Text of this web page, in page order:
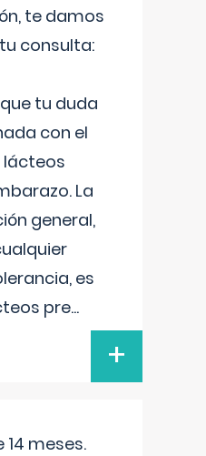
te damos
consulta:
tu duda
con el
lácteos
La
general,
es
pre...
+
14 meses.